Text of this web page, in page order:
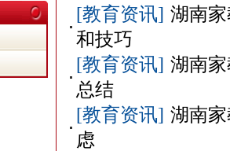
[教育资讯] 湖南
和技巧
[教育资讯] 湖南
总结
[教育资讯] 湖南
虑